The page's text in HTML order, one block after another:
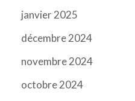
janvier 2025
décembre 2024
novembre 2024
octobre 2024